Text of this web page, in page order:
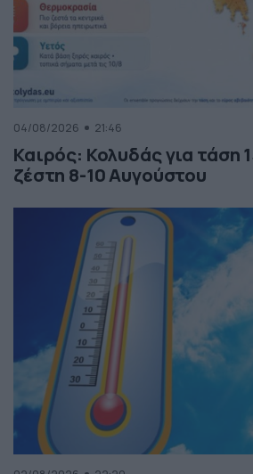
04/08/2026 21:46
Καιρός: Κολυδάς για τάση
ζέστη 8-10 Αυγούστου